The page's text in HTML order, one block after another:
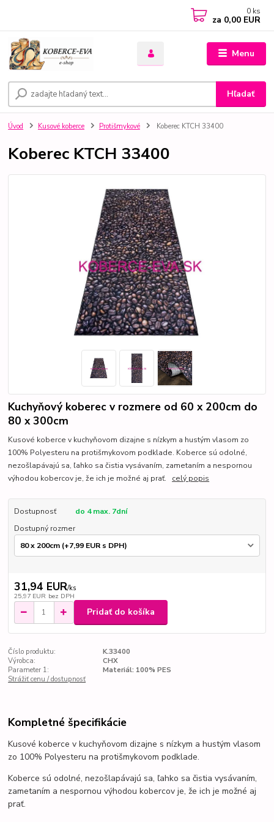
Menu
Hľadať
0 ks
za 0,00 EUR
Úvod Kusové koberce Protišmykové Koberec KTCH 33400
Koberec KTCH 33400
Kuchyňový koberec v rozmere od 60 x 200cm do
80 x 300cm
Kusové koberce v kuchyňovom dizajne s nízkym a hustým vlasom zo
100% Polyesteru na protišmykovom podklade. Koberce sú odolné,
nezošlapávajú sa, ľahko sa čistia vysávaním, zametaním a nespornou
výhodou kobercov je, že ich je možné aj prať. celý popis
Dostupnosť
do 4 max. 7dní
Dostupný rozmer
31,94 EUR/ks
25,97 EUR bez DPH
Pridať do košíka
Číslo produktu:
K.33400
Výrobca:
CHX
Parameter 1:
Materiál: 100% PES
Strážiť cenu / dostupnosť
Kompletné špecifikácie
Kusové koberce v kuchyňovom dizajne s nízkym a hustým vlasom
zo 100% Polyesteru na protišmykovom podklade.
Koberce sú odolné, nezošlapávajú sa, ľahko sa čistia vysávaním,
zametaním a nespornou výhodou kobercov je, že ich je možné aj
prať.